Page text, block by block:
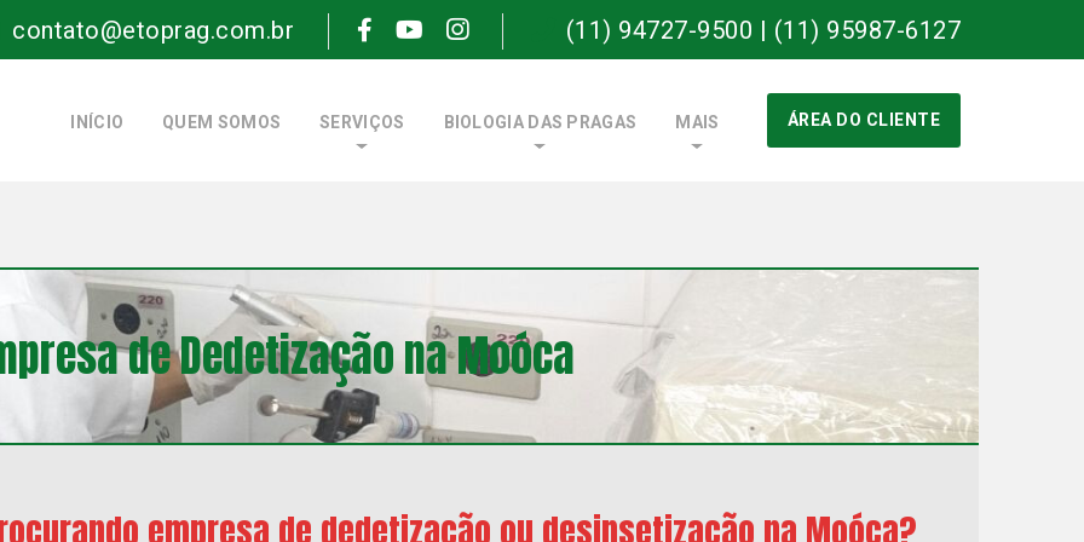
INÍCIO QUEM SOMOS SERVIÇOS BIOLOGIA DAS PRAGAS MAIS ÁREA DO CLIENTE
contato@etoprag.com.br (11) 94727-9500 | (11) 95987-6127
de Dedetização na Moóca
empresa de dedetização ou desinsetização na Moóca?